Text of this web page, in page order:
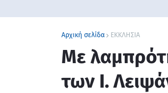
Αρχική σελίδα ΕΚΚΛΗΣΙΑ
Με
των Ι.